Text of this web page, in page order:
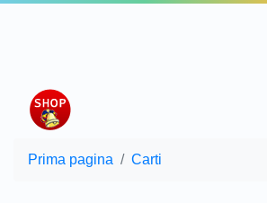
Prima pagina Carti